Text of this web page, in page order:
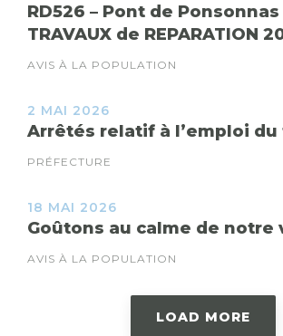
RD526 – Pont de Ponsonnas
TRAVAUX de REPARATION
AVIS À LA POPULATION
2 MAI 2026
Arrêtés relatif à l’emploi du
PRÉFECTURE
18 MAI 2026
Goûtons au calme de notre
AVIS À LA POPULATION
LOAD MORE